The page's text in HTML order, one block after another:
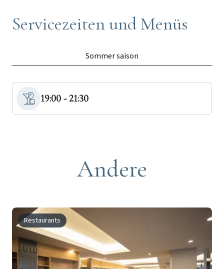
Servicezeiten und Menüs
Sommer saison
19:00 - 21:30
Andere
Restaurants